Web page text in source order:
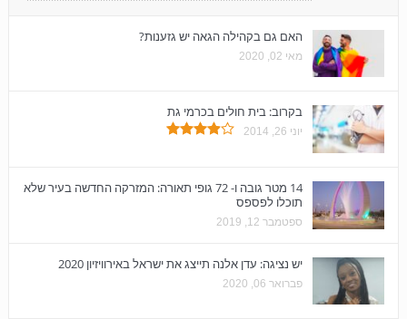
האם גם בקהילה הגאה יש גזענות?
מאי 02, 2020
בקרוב: בית חולים בכרמי גת
יוני 26, 2014
14 מטר גובה ו- 72 גופי תאורה: המזרקה החדשה בעיר שלא
תוכלו לפספס
ספטמבר 12, 2019
יש נציגה: עדן אלנה תייצג את ישראל באירוויזיון 2020
פברואר 06, 2020